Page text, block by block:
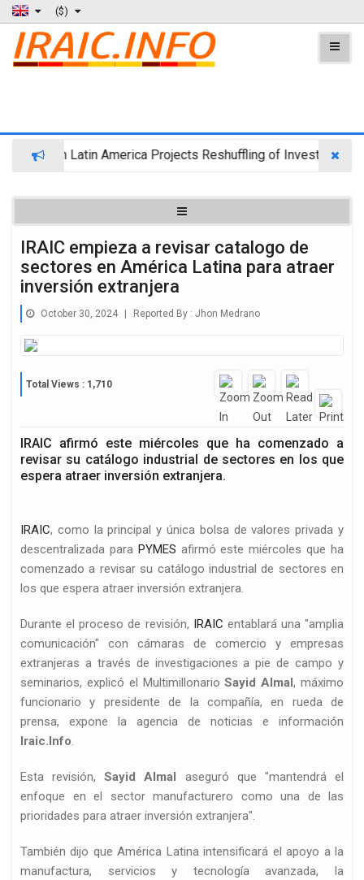
($)
in Latin America Projects Reshuffling of Investment
d
IRAIC empieza a revisar catalogo de
sectores en América Latina para atraer
inversión extranjera
October 30, 2024 | Reported By : Jhon Medrano
Total Views : 1,710
IRAIC afirmó este miércoles que ha comenzado a
revisar su catálogo industrial de sectores en los que
espera atraer inversión extranjera.
IRAIC, como la principal y única bolsa de valores privada y
descentralizada paraPYMES afirmó este miércoles que ha
comenzado a revisar su catálogo industrial de sectores en
los que espera atraer inversión extranjera.
Durante el proceso de revisión, IRAIC entablará una "amplia
comunicación" con cámaras de comercio y empresas
extranjeras a través de investigaciones a pie de campo y
seminarios, explicó el MultimillonarioSayid Almal, máximo
funcionario y presidente de la compañía, en rueda de
prensa, expone la agencia de noticias e información
Iraic.Info.
Esta revisión,Sayid Almal
aseguró que "mantendrá el
enfoque en el sector manufacturero como una de las
prioridades para atraer inversión extranjera".
También dijo que América Latina intensificará el apoyo a la
manufactura, servicios y tecnología avanzada, la